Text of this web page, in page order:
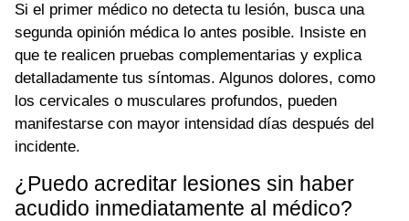
Si el primer médico no detecta tu lesión, busca una
segunda opinión médica lo antes posible. Insiste en
que te realicen pruebas complementarias y explica
detalladamente tus síntomas. Algunos dolores, como
los cervicales o musculares profundos, pueden
manifestarse con mayor intensidad días después del
incidente.
¿Puedo acreditar lesiones sin haber
acudido inmediatamente al médico?